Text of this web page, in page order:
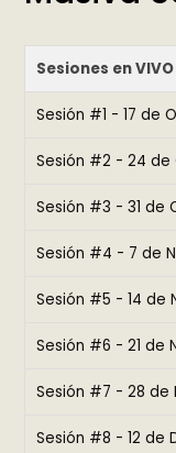
Sesiones en VIVO
Sesión #1 - 17 de
Sesión #2 - 24 de
Sesión #3 - 31 de
Sesión #4 - 7 de
Sesión #5 - 14 de
Sesión #6 - 21 de
Sesión #7 - 28 de
Sesión #8 - 12 de